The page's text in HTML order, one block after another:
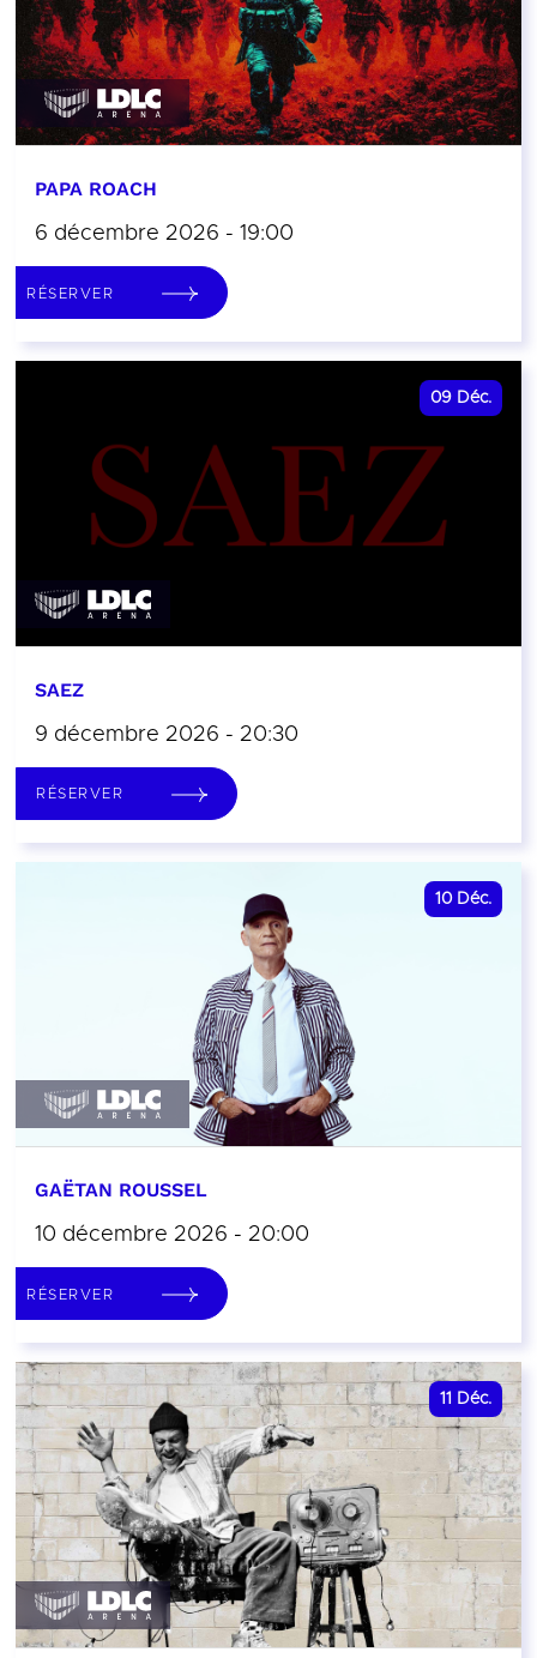
PAPA ROACH
6 décembre 2026 - 19:00
RÉSERVER
09 Déc.
SAEZ
9 décembre 2026 - 20:30
RÉSERVER
10 Déc.
GAËTAN ROUSSEL
10 décembre 2026 - 20:00
RÉSERVER
11 Déc.